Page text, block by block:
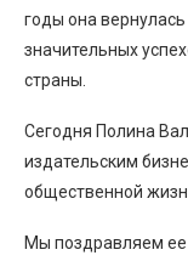
годы она
значительных
страны.
Сегодня Полина
издательским
общественной
Мы поздравляем